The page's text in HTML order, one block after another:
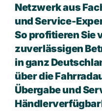
Netzwerk aus
und Service-
So profitieren Sie
zuverlässigen
in ganz
über die
Übergabe und